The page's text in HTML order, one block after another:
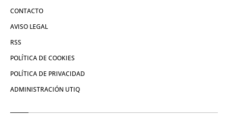
CONTACTO
AVISO LEGAL
RSS
POLÍTICA DE COOKIES
POLÍTICA DE PRIVACIDAD
ADMINISTRACIÓN UTIQ